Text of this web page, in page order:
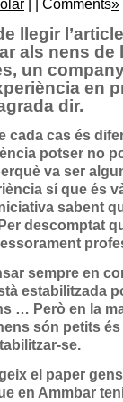
| | Comments»
llegir
als nens de
un
en
dir.
cada cas és
potser no
va ser
sí que és
sabent
descomptat
sempre en
estabilitzada
… Però en la
són petits
se.
el paper
en Ammbar